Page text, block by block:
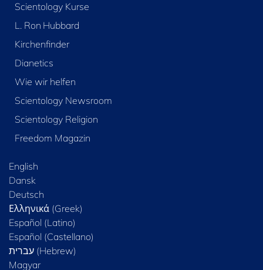
Scientology Kurse
L. Ron Hubbard
Kirchenfinder
Dianetics
Wie wir helfen
Scientology Newsroom
Scientology Religion
Freedom Magazin
English
Dansk
Deutsch
Ελληνικά (Greek)
Español (Latino)
Español (Castellano)
Magyar